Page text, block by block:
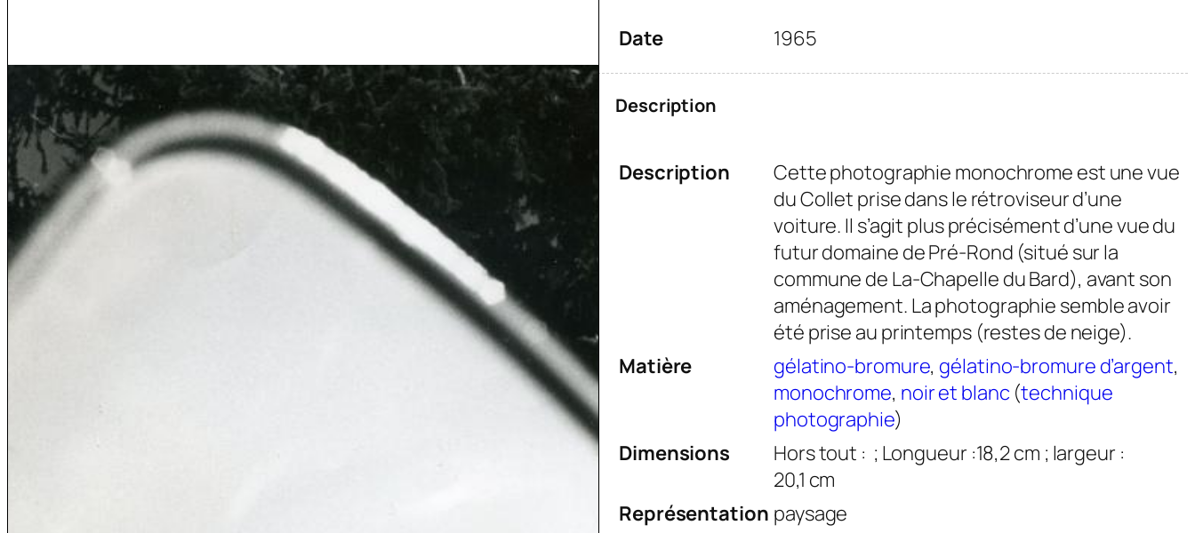
Date
1965
Description
Description
Cette photographie monochrome est une vue
du Collet prise dans le rétroviseur d’une
voiture. Il s’agit plus précisément d’une vue du
futur domaine de Pré-Rond (situé sur la
commune de La-Chapelle du Bard), avant son
aménagement. La photographie semble avoir
été prise au printemps (restes de neige).
Matière
gélatino-bromure, gélatino-bromure d’argent,
monochrome, noir et blanc (technique
photographie)
Dimensions
Hors tout : ; Longueur :18,2 cm ; largeur :
20,1 cm
Représentation paysage